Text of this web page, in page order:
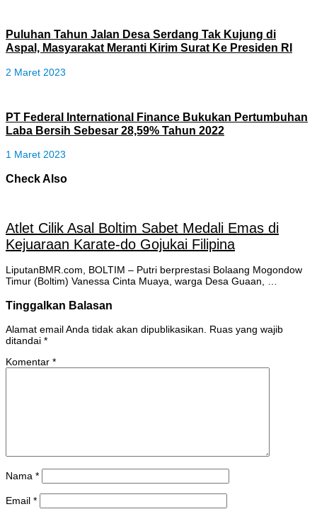
Puluhan Tahun Jalan Desa Serdang Tak Kujung di
Aspal, Masyarakat Meranti Kirim Surat Ke Presiden RI
2 Maret 2023
PT Federal International Finance Bukukan Pertumbuhan
Laba Bersih Sebesar 28,59% Tahun 2022
1 Maret 2023
Check Also
Atlet Cilik Asal Boltim Sabet Medali Emas di
Kejuaraan Karate-do Gojukai Filipina
LiputanBMR.com, BOLTIM – Putri berprestasi Bolaang Mogondow
Timur (Boltim) Vanessa Cinta Muaya, warga Desa Guaan, …
Tinggalkan Balasan
Alamat email Anda tidak akan dipublikasikan.
Ruas yang wajib
ditandai *
Komentar *
Nama *
Email *